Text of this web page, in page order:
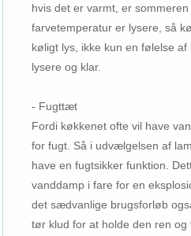
hvis det er varmt, er
farvetemperatur er lysere, så
køligt lys, ikke kun en følelse
lysere og klar.
- Fugttæt
Fordi køkkenet ofte vil have
for fugt. Så i udvælgelsen af
have en fugtsikker funktion.
vanddamp i fare for en
det sædvanlige brugsforløb
tør klud for at holde den ren